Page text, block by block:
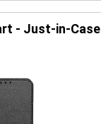
- Just-in-Case